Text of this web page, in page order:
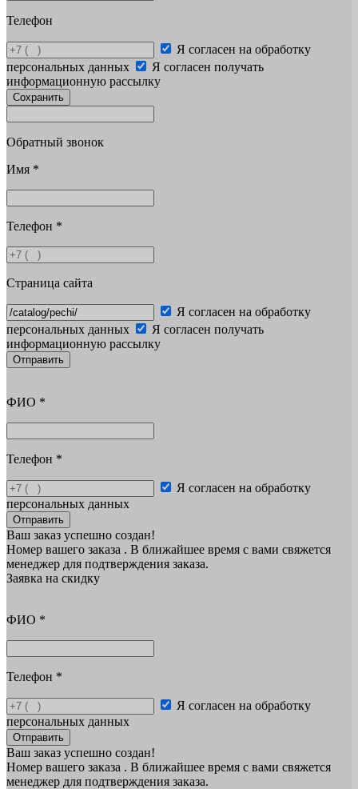
Телефон
Я согласен на обработку
персональных данных
Я согласен получать
информационную рассылку
Сохранить
Обратный звонок
Имя *
Телефон *
Страница сайта
Я согласен на обработку
персональных данных
Я согласен получать
информационную рассылку
Отправить
ФИО *
Телефон *
Я согласен на обработку
персональных данных
Отправить
Ваш заказ успешно создан!
Номер вашего заказа . В ближайшее время с вами свяжется
менеджер для подтверждения заказа.
Заявка на скидку
ФИО *
Телефон *
Я согласен на обработку
персональных данных
Отправить
Ваш заказ успешно создан!
Номер вашего заказа . В ближайшее время с вами свяжется
менеджер для подтверждения заказа.